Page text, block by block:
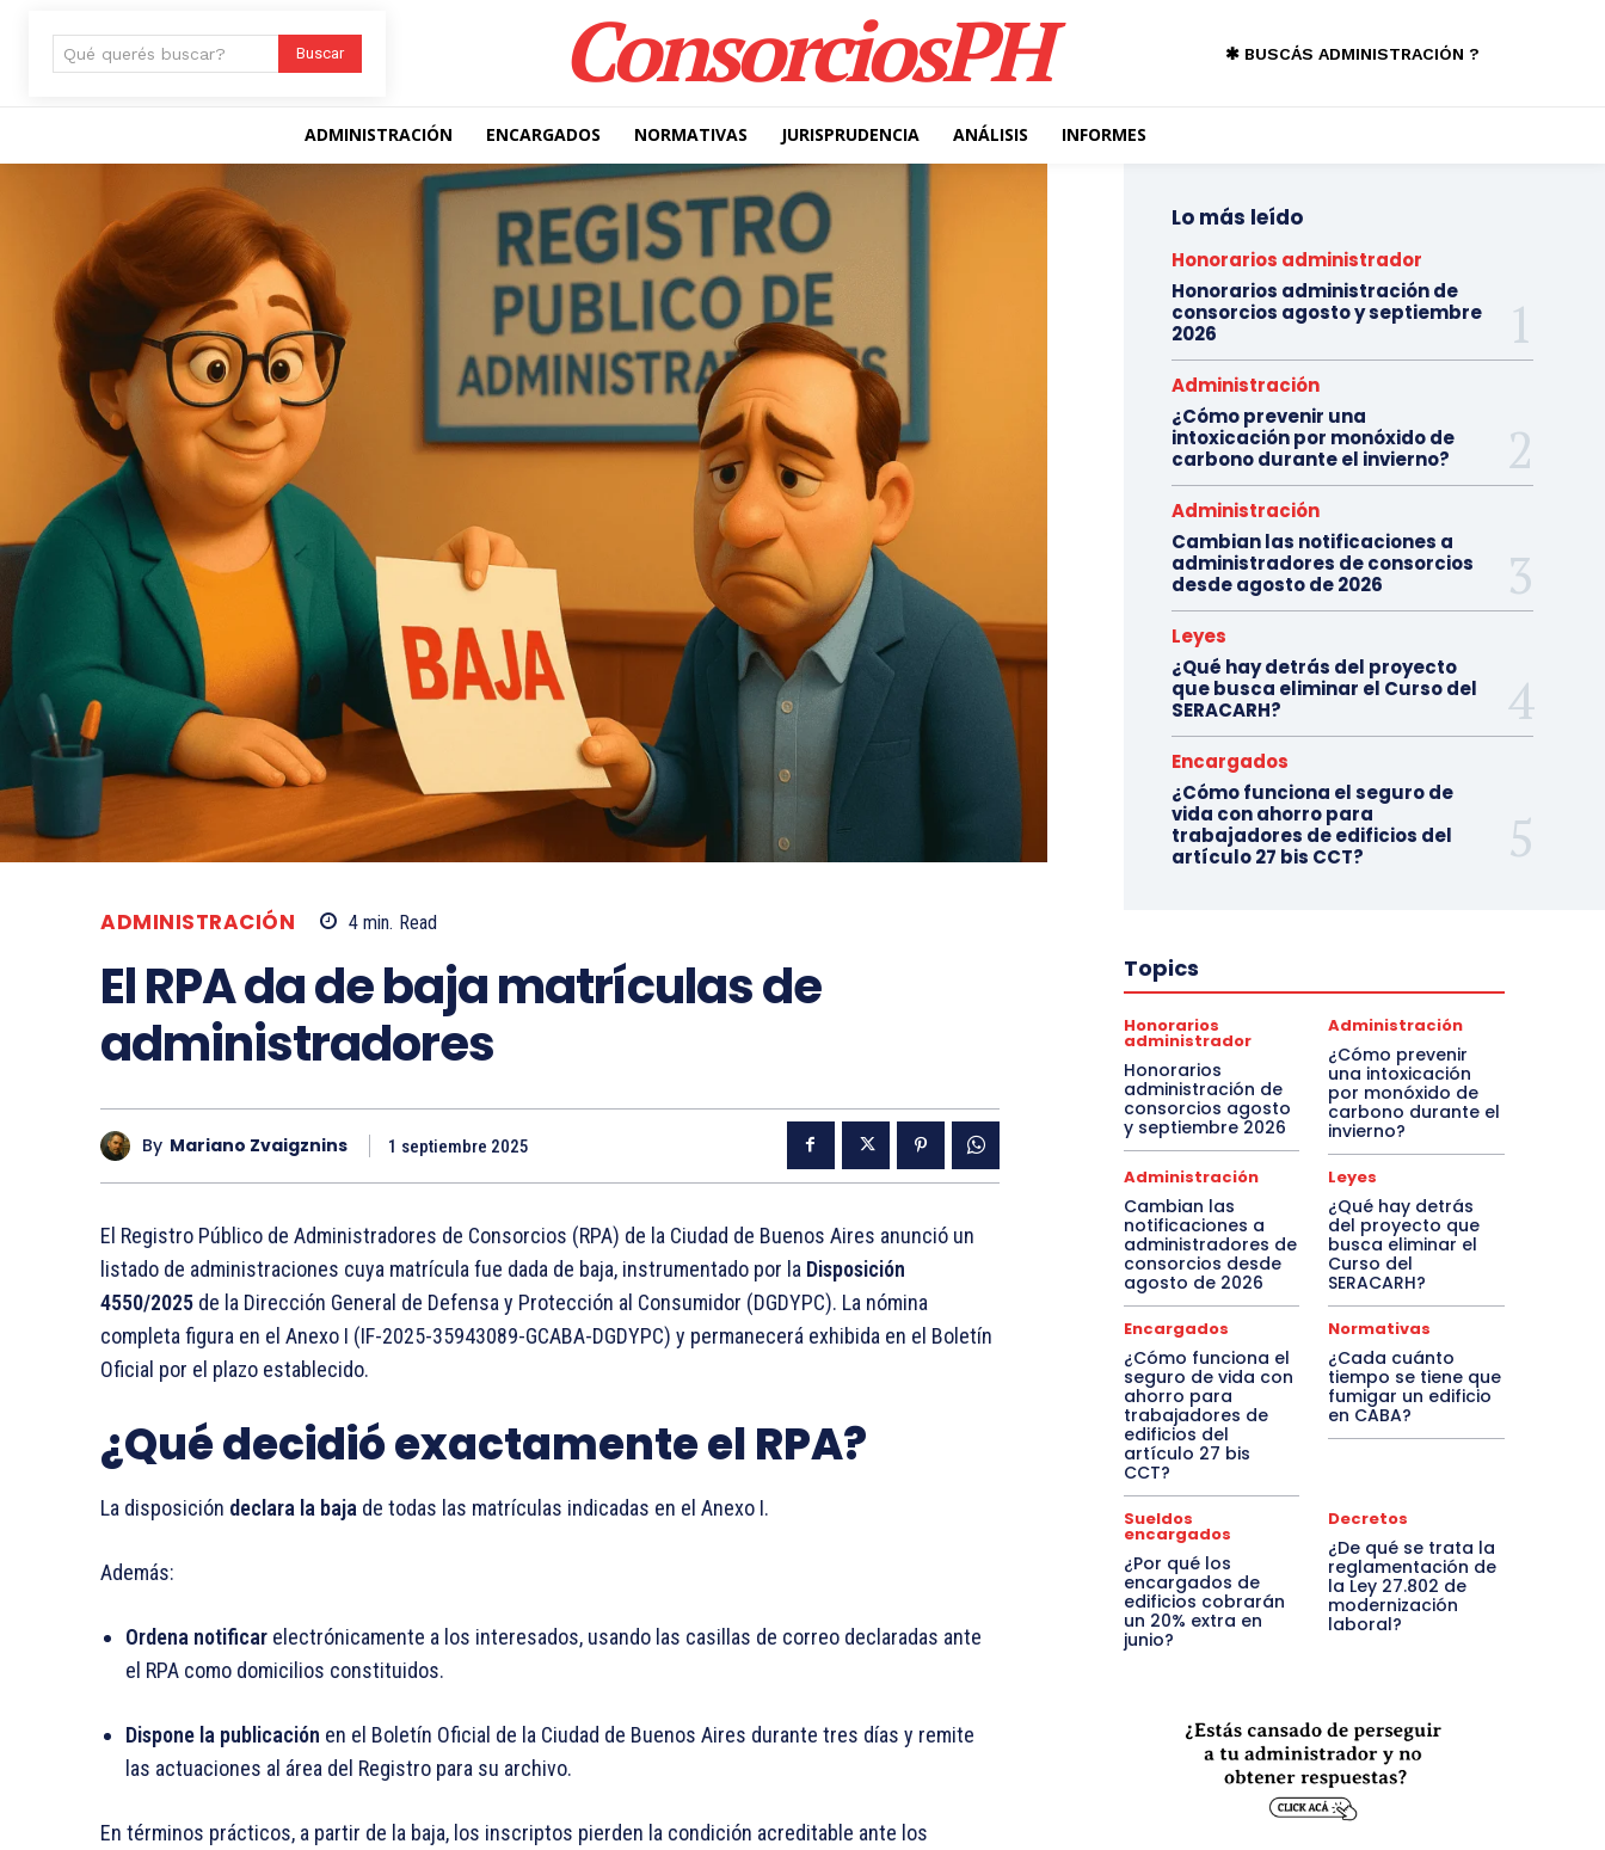
Qué querés buscar? Buscar ConsorciosPH ✱ BUSCÁS ADMINISTRACIÓN ?
ADMINISTRACIÓN ENCARGADOS NORMATIVAS JURISPRUDENCIA ANÁLISIS INFORMES
ADMINISTRACIÓN 4 min. Read
El RPA da de baja matrículas de
administradores
By Mariano Zvaigznins 1 septiembre 2025
El Registro Público de Administradores de Consorcios (RPA) de la Ciudad de Buenos Aires anunció un
listado de administraciones cuya matrícula fue dada de baja, instrumentado por la Disposición
4550/2025 de la Dirección General de Defensa y Protección al Consumidor (DGDYPC). La nómina
completa figura en el Anexo I (IF-2025-35943089-GCABA-DGDYPC) y permanecerá exhibida en el Boletín
Oficial por el plazo establecido.
¿Qué decidió exactamente el RPA?
La disposición declara la baja de todas las matrículas indicadas en el Anexo I.
Además:
Ordena notificar electrónicamente a los interesados, usando las casillas de correo declaradas ante
el RPA como domicilios constituidos.
Dispone la publicación en el Boletín Oficial de la Ciudad de Buenos Aires durante tres días y remite
las actuaciones al área del Registro para su archivo.
En términos prácticos, a partir de la baja, los inscriptos pierden la condición acreditable ante los
Lo más leído
Honorarios administrador
Honorarios administración de
consorcios agosto y septiembre
2026
Administración
¿Cómo prevenir una
intoxicación por monóxido de
carbono durante el invierno?
Administración
Cambian las notificaciones a
administradores de consorcios
desde agosto de 2026
Leyes
¿Qué hay detrás del proyecto
que busca eliminar el Curso del
SERACARH?
Encargados
¿Cómo funciona el seguro de
vida con ahorro para
trabajadores de edificios del
artículo 27 bis CCT?
Topics
Honorarios
administrador
Honorarios
administración de
consorcios agosto
y septiembre 2026
Administración
¿Cómo prevenir
una intoxicación
por monóxido de
carbono durante el
invierno?
Administración
Cambian las
notificaciones a
administradores de
consorcios desde
agosto de 2026
Leyes
¿Qué hay detrás
del proyecto que
busca eliminar el
Curso del
SERACARH?
Encargados
¿Cómo funciona el
seguro de vida con
ahorro para
trabajadores de
edificios del
artículo 27 bis
CCT?
Normativas
¿Cada cuánto
tiempo se tiene que
fumigar un edificio
en CABA?
Sueldos
encargados
¿Por qué los
encargados de
edificios cobrarán
un 20% extra en
junio?
Decretos
¿De qué se trata la
reglamentación de
la Ley 27.802 de
modernización
laboral?